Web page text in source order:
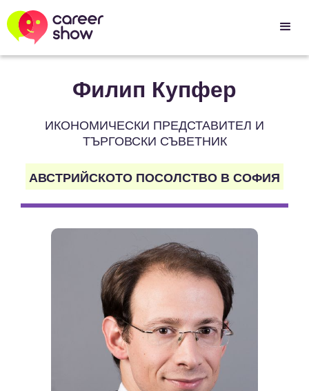
Филип Купфер
ИКОНОМИЧЕСКИ ПРЕДСТАВИТЕЛ И
ТЪРГОВСКИ СЪВЕТНИК
АВСТРИЙСКОТО ПОСОЛСТВО В СОФИЯ